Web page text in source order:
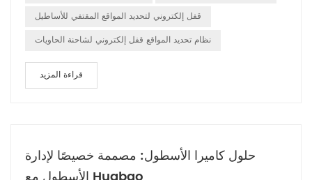
قفل إلكتروني لتحديد المواقع المقتفي للأساطيل
نظام تحديد المواقع قفل إلكتروني لشاحنة الحاويات
قراءة المزيد
حلول كاميرا الأسطول: مصممة خصيصًا لإدارة